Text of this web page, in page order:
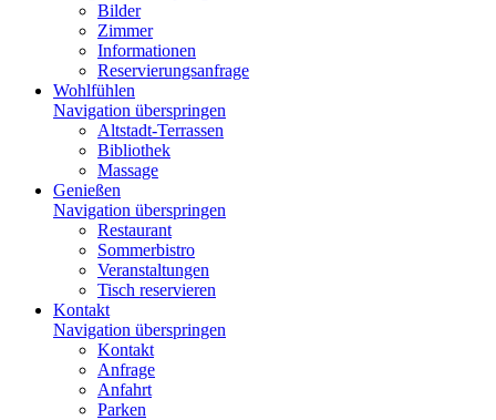
Bilder
Zimmer
Informationen
Reservierungsanfrage
Wohlfühlen
Navigation überspringen
Altstadt-Terrassen
Bibliothek
Massage
Genießen
Navigation überspringen
Restaurant
Sommerbistro
Veranstaltungen
Tisch reservieren
Kontakt
Navigation überspringen
Kontakt
Anfrage
Anfahrt
Parken